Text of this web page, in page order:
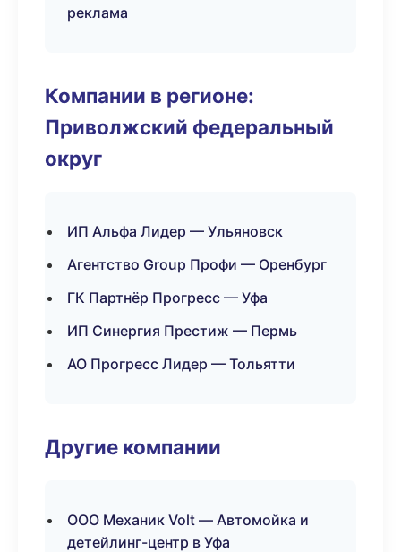
реклама
Компании в регионе:
Приволжский федеральный
округ
ИП Альфа Лидер — Ульяновск
Агентство Group Профи — Оренбург
ГК Партнёр Прогресс — Уфа
ИП Синергия Престиж — Пермь
АО Прогресс Лидер — Тольятти
Другие компании
ООО Механик Volt — Автомойка и
детейлинг-центр в Уфа